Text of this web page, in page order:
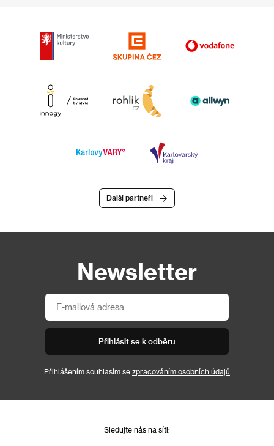
Další partneři
Newsletter
Přihlásit se k odběru
Přihlášením souhlasím se zpracováním osobních údajů
Sledujte nás na síti: